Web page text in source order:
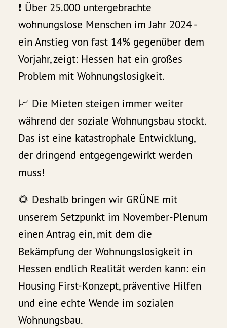
❗️ Über 25.000 untergebrachte
wohnungslose Menschen im Jahr 2024 -
ein Anstieg von fast 14% gegenüber dem
Vorjahr, zeigt: Hessen hat ein großes
Problem mit Wohnungslosigkeit.
📈 Die Mieten steigen immer weiter
während der soziale Wohnungsbau stockt.
Das ist eine katastrophale Entwicklung,
der dringend entgegengewirkt werden
muss!
🌻 Deshalb bringen wir GRÜNE mit
unserem Setzpunkt im November-Plenum
einen Antrag ein, mit dem die
Bekämpfung der Wohnungslosigkeit in
Hessen endlich Realität werden kann: ein
Housing First-Konzept, präventive Hilfen
und eine echte Wende im sozialen
Wohnungsbau.